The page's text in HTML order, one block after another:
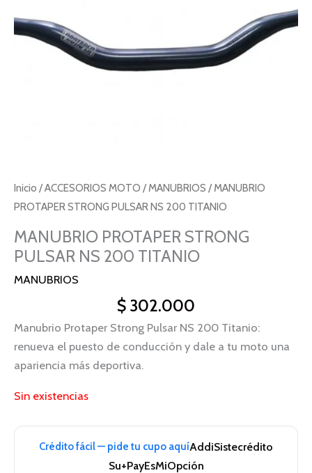
Inicio /ACCESORIOS MOTO /MANUBRIOS / MANUBRIO
PROTAPER STRONG PULSAR NS 200 TITANIO
MANUBRIO PROTAPER STRONG
PULSAR NS 200 TITANIO
MANUBRIOS
$ 302.000
Manubrio Protaper Strong Pulsar NS 200 Titanio:
renueva el puesto de conducción y dale a tu moto una
apariencia más deportiva.
Sin existencias
Crédito fácil — pide tu cupo aquíAddiSistecrédito
Su+PayEsMiOpción